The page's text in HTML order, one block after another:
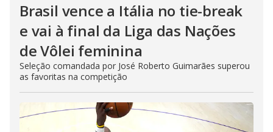
Brasil vence a Itália no tie-break
e vai à final da Liga das Nações
de Vôlei feminina
Seleção comandada por José Roberto Guimarães superou
as favoritas na competição